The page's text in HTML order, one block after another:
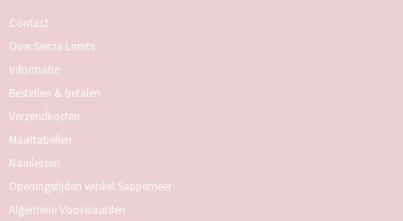
Contact
Over Senza Limits
Informatie
Bestellen & betalen
Verzendkosten
Maattabellen
Naailessen
Openingstijden winkel Sappemeer
Algemene Voorwaarden